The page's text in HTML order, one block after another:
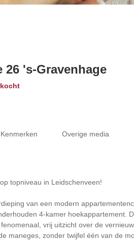
26 's-Gravenhage
Kenmerken Overige media
topniveau in Leidschenveen!
van een modern
4-kamer hoekappartement.
vrij uitzicht over de
maneges, zonder twijfel één van de